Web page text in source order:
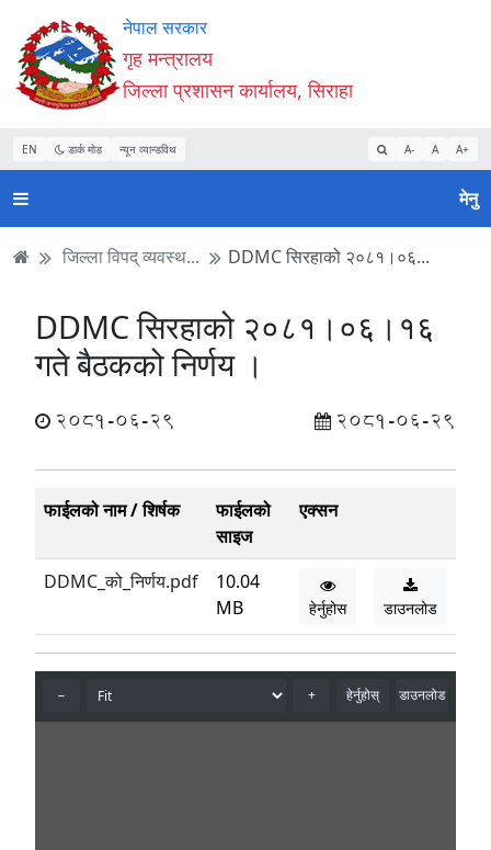
Accessibility
Mode
सुरु
गर्नुहोस्
सामाग्री
पढ्नुहाेस्
नेभिगेसन
पढ्नुहाेस्
वेबसाइट
खोजमा
जानुहोस्
नेपाल सरकार
गृह मन्त्रालय
जिल्ला प्रशासन कार्यालय, सिराहा
EN डार्क मोड न्यून व्यान्डविथ A- A A+
मेनु
जिल्ला विपद् व्यवस्थ... DDMC सिरहाको २०८१।०६...
DDMC सिरहाको २०८१।०६।१६
गते बैठकको निर्णय ।
2081-06-29 2081-06-29
फाईलको नाम / शिर्षक
फाईलको
साइज
एक्सन
DDMC_को_निर्णय.pdf
10.04
MB
हेर्नुहोस डाउनलोड